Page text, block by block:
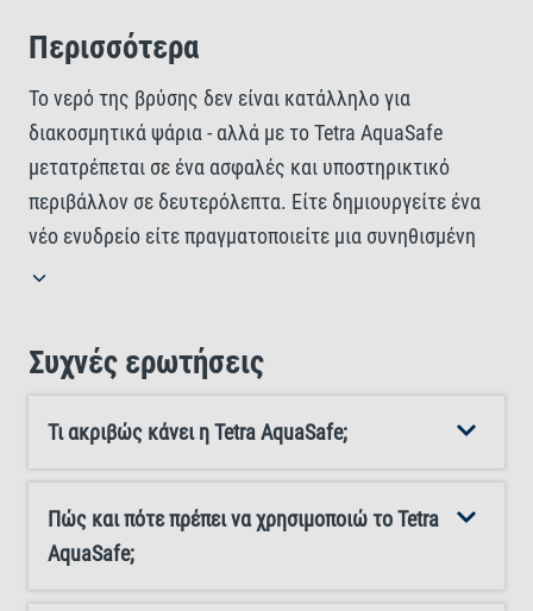
Περισσότερα
Το νερό της βρύσης δεν είναι κατάλληλο για
διακοσμητικά ψάρια - αλλά με το Tetra AquaSafe
μετατρέπεται σε ένα ασφαλές και υποστηρικτικό
περιβάλλον σε δευτερόλεπτα. Είτε δημιουργείτε ένα
νέο ενυδρείο είτε πραγματοποιείτε μια συνηθισμένη
αλλαγή νερού, το AquaSafe εξουδετερώνει αμέσως
το νερό της βρύσης ασφαλές για όλα τα ψάρια γλυκού
περισσότερα από απλή προστασία. Ένα ειδικά
του στρες κατά τις αλλαγές νερού, ενώ τα φυσικά
φυτικά εκχυλίσματα προστατεύουν τα ευαίσθητα
Συχνές ερωτήσεις
Τι ακριβώς κάνει η Tetra AquaSafe;
Πώς και πότε πρέπει να χρησιμοποιώ το Tetra
AquaSafe;